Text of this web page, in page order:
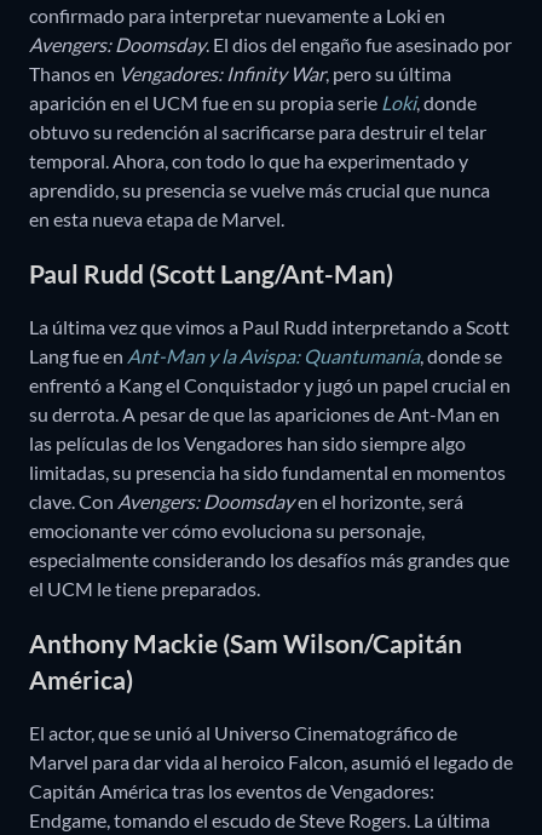
confirmado para interpretar nuevamente a Loki en
Avengers: Doomsday. El dios del engaño fue asesinado por
Thanos en Vengadores: Infinity War, pero su última
aparición en el UCM fue en su propia serie Loki, donde
obtuvo su redención al sacrificarse para destruir el telar
temporal. Ahora, con todo lo que ha experimentado y
aprendido, su presencia se vuelve más crucial que nunca
en esta nueva etapa de Marvel.
Paul Rudd (Scott Lang/Ant-Man)
La última vez que vimos a Paul Rudd interpretando a Scott
Lang fue en Ant-Man y la Avispa: Quantumanía, donde se
enfrentó a Kang el Conquistador y jugó un papel crucial en
su derrota. A pesar de que las apariciones de Ant-Man en
las películas de los Vengadores han sido siempre algo
limitadas, su presencia ha sido fundamental en momentos
clave. Con Avengers: Doomsdayen el horizonte, será
emocionante ver cómo evoluciona su personaje,
especialmente considerando los desafíos más grandes que
el UCM le tiene preparados.
Anthony Mackie (Sam Wilson/Capitán
América)
El actor, que se unió al Universo Cinematográfico de
Marvel para dar vida al heroico Falcon, asumió el legado de
Capitán América tras los eventos de Vengadores:
Endgame, tomando el escudo de Steve Rogers. La última